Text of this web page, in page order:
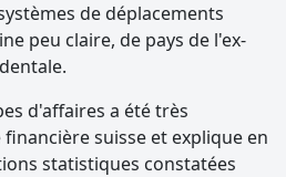
de déplacements
peu claire, de pays de l'ex-
d'affaires a été très
suisse et explique en
statistiques constatées